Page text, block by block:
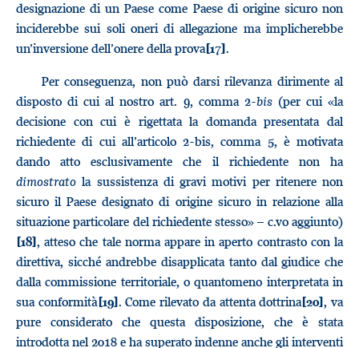
designazione di un Paese come Paese di origine sicuro non
inciderebbe sui soli oneri di allegazione ma implicherebbe
un’inversione dell’onere della prova[17].
Per conseguenza, non può darsi rilevanza dirimente al
disposto di cui al nostro art. 9, comma 2-bis(per cui «la
decisione con cui è rigettata la domanda presentata dal
richiedente di cui all’articolo 2-bis, comma 5, è motivata
dando atto esclusivamente che il richiedente non ha
dimostrato la sussistenza di gravi motivi per ritenere non
sicuro il Paese designato di origine sicuro in relazione alla
situazione particolare del richiedente stesso» – c.vo aggiunto)
[18], atteso che tale norma appare in aperto contrasto con la
direttiva, sicché andrebbe disapplicata tanto dal giudice che
dalla commissione territoriale, o quantomeno interpretata in
sua conformità[19]. Come rilevato da attenta dottrina[20], va
pure considerato che questa disposizione, che è stata
introdotta nel 2018 e ha superato indenne anche gli interventi